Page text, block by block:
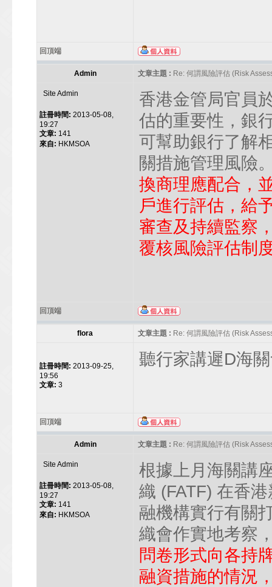
回頂端
Admin 文章主題 : Re: 何謂風險評估 (Risk
Site Admin
註冊時間: 2013-05-08,
19:27
文章: 141
來自: HKMSOA
香港金管局官員
估的重要性，銀
可幫助銀行了解
關措施管理風險
換商理應配合，
戶進行評估，給
審查及持續監察
覆核風險評估制
回頂端
flora 文章主題 : Re: 何謂風險評估 (Risk
註冊時間: 2013-09-25,
19:56
文章: 3
聽行家講遲D海
回頂端
Admin 文章主題 : Re: 何謂風險評估 (Risk
Site Admin
註冊時間: 2013-05-08,
19:27
文章: 141
來自: HKMSOA
根據上月海關講
織 (FATF) 在香
融機構實行有關
織會作實地考察
問卷形式向各持
融資措施的情況